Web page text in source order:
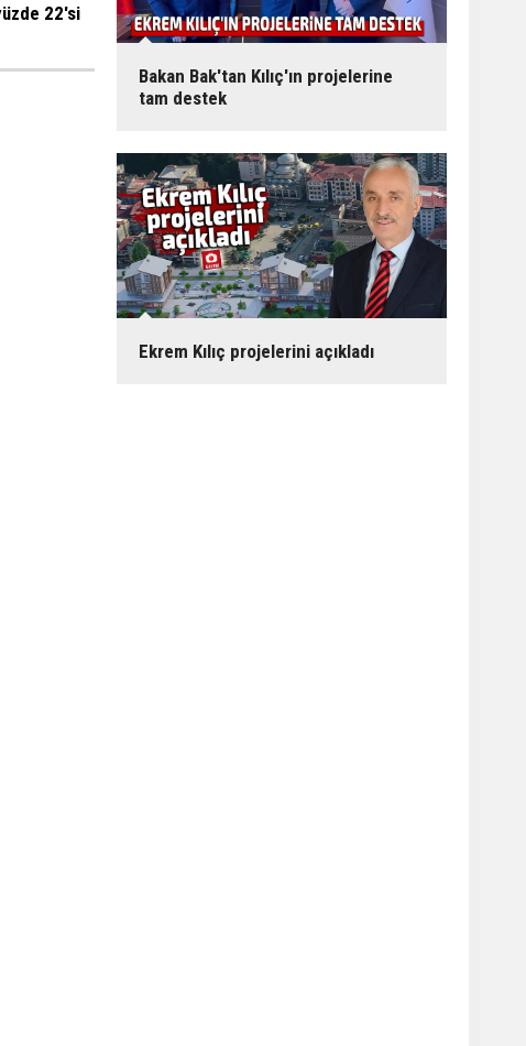
22'si
Bakan Bak'tan Kılıç'ın projelerine
tam destek
Ekrem Kılıç projelerini açıkladı